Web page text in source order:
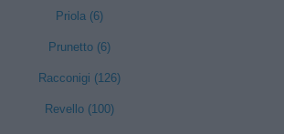
Priola (6)
Prunetto (6)
Racconigi (126)
Revello (100)